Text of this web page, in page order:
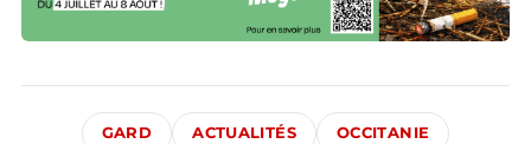
GARD ACTUALITÉS OCCITANIE